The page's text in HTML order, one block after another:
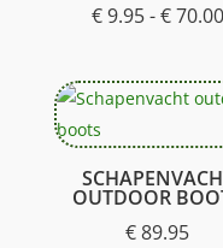
€9.95-€70.00
OUTDOOR
€89.95